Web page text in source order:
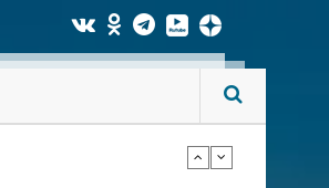
после долгого